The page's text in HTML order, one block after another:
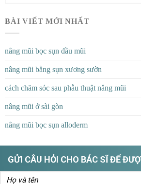
BÀI VIẾT MỚI NHẤT
nâng mũi bọc sụn đầu mũi
nâng mũi bằng sụn xương sườn
cách chăm sóc sau phẫu thuật nâng mũi
nâng mũi ở sài gòn
nâng mũi bọc sụn alloderm
GỬI CÂU HỎI CHO BÁC SĨ ĐỂ